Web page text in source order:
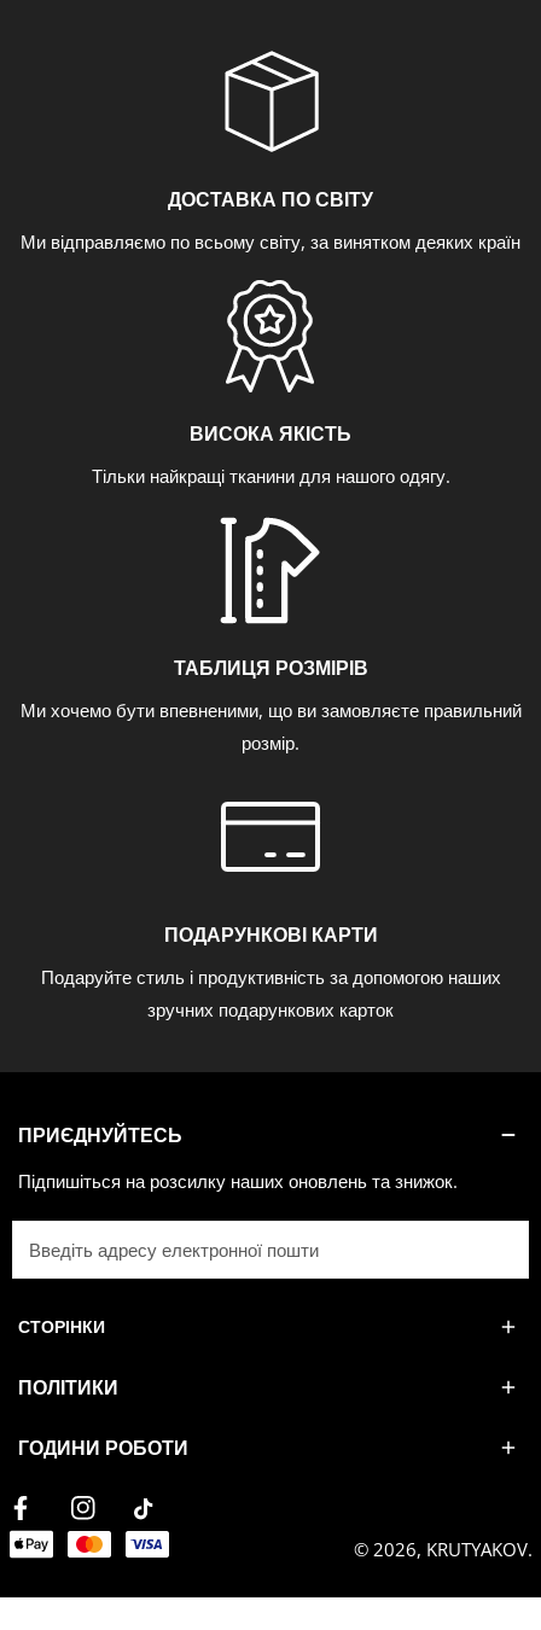
ДОСТАВКА ПО СВІТУ
Ми відправляємо по всьому світу, за винятком деяких країн
ВИСОКА ЯКІСТЬ
Тільки найкращі тканини для нашого одягу.
ТАБЛИЦЯ РОЗМІРІВ
Ми хочемо бути впевненими, що ви замовляєте правильний
розмір.
ПОДАРУНКОВІ КАРТИ
Подаруйте стиль і продуктивність за допомогою наших
зручних подарункових карток
ПРИЄДНУЙТЕСЬ
Підпишіться на розсилку наших оновлень та знижок.
пошта
СТОРІНКИ
ПОЛІТИКИ
ГОДИНИ РОБОТИ
FacebookInstagramTiktok
© 2026, KRUTYAKOV.
Payment